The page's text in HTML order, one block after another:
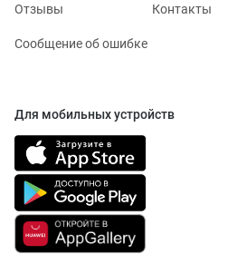
Отзывы Контакты
Сообщение об ошибке
Для мобильных устройств